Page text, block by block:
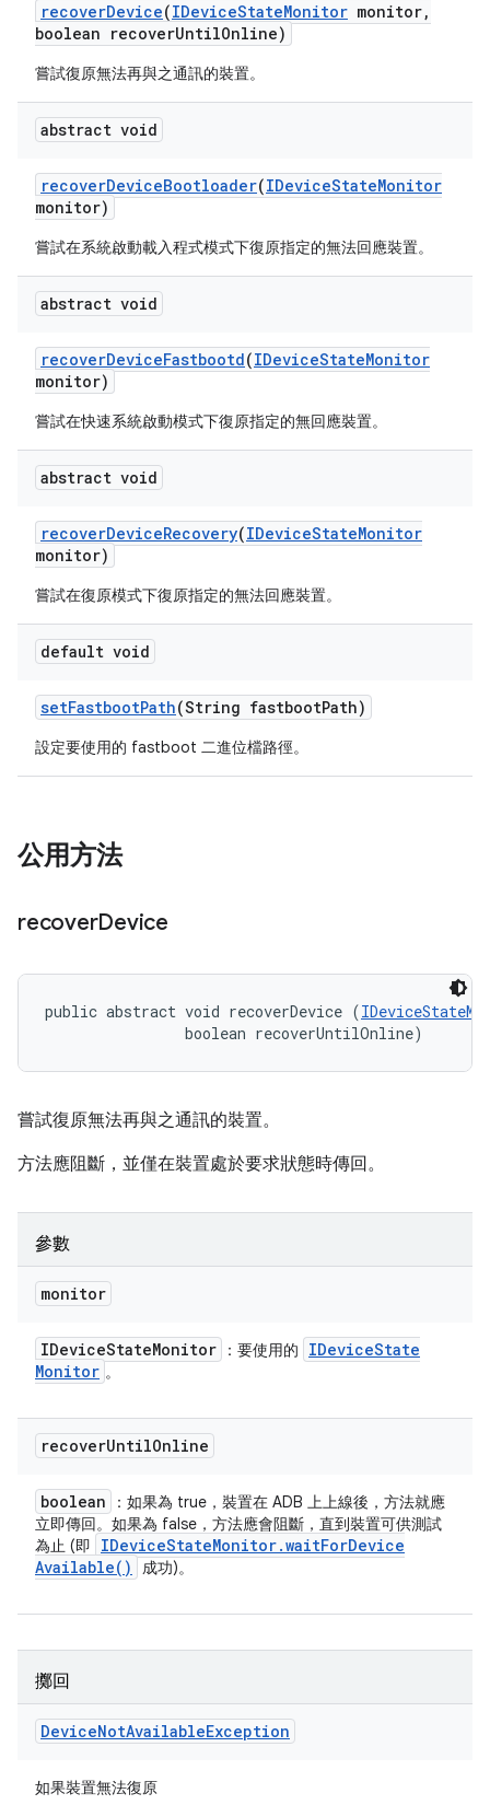
recoverDevice(IDeviceStateMonitor monitor,
boolean recoverUntilOnline)
嘗試復原無法再與之通訊的裝置。
abstract void
recoverDeviceBootloader(IDeviceStateMonitor
monitor)
嘗試在系統啟動載入程式模式下復原指定的無法回應裝置。
abstract void
recoverDeviceFastbootd(IDeviceStateMonitor
monitor)
嘗試在快速系統啟動模式下復原指定的無回應裝置。
abstract void
recoverDeviceRecovery(IDeviceStateMonitor
monitor)
嘗試在復原模式下復原指定的無法回應裝置。
default void
setFastbootPath(String fastbootPath)
設定要使用的 fastboot 二進位檔路徑。
公用方法
recoverDevice
public abstract void recoverDevice (
                boolean recoverUntilOnline)
嘗試復原無法再與之通訊的裝置。
方法應阻斷，並僅在裝置處於要求狀態時傳回。
參數
monitor
IDeviceStateMonitor ：要使用的 IDeviceState
Monitor 。
recoverUntilOnline
boolean
：如果為 true，裝置在 ADB 上上線後，方法就應
立即傳回。如果為 false，方法應會阻斷，直到裝置可供測試
為止 (即
IDeviceStateMonitor.waitForDevice
Available( ) 成功)。
擲回
DeviceNotAvailableException
如果裝置無法復原